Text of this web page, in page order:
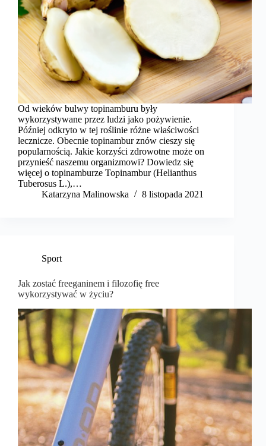
Od wieków bulwy topinamburu były
wykorzystywane przez ludzi jako pożywienie.
Później odkryto w tej roślinie różne właściwości
lecznicze. Obecnie topinambur znów cieszy się
popularnością. Jakie korzyści zdrowotne może on
przynieść naszemu organizmowi? Dowiedz się
więcej o topinamburze Topinambur (Helianthus
Tuberosus L.),…
Katarzyna Malinowska
8 listopada 2021
Sport
Jak zostać freeganinem i filozofię free
wykorzystywać w życiu?